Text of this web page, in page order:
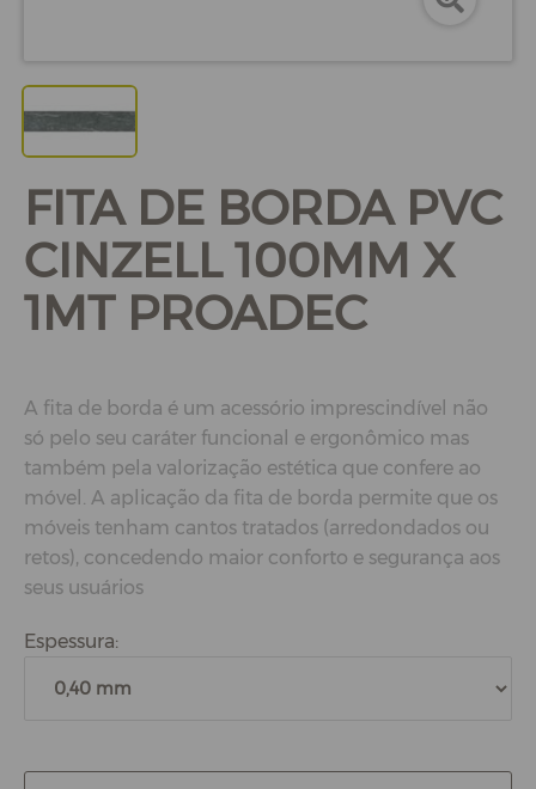
FITA DE BORDA PVC
CINZELL 100MM X
1MT PROADEC
A fita de borda é um acessório imprescindível não
só pelo seu caráter funcional e ergonômico mas
também pela valorização estética que confere ao
móvel. A aplicação da fita de borda permite que os
móveis tenham cantos tratados (arredondados ou
retos), concedendo maior conforto e segurança aos
seus usuários
Espessura: